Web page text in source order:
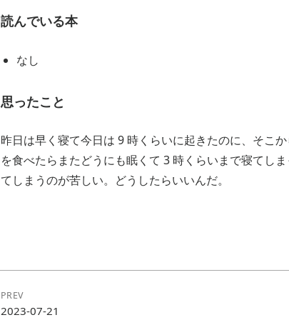
読んでいる本
なし
思ったこと
昨日は早く寝て今日は 9 時くらいに起きたのに、そこ
を食べたらまたどうにも眠くて 3 時くらいまで寝てし
てしまうのが苦しい。どうしたらいいんだ。
PREV
2023-07-21